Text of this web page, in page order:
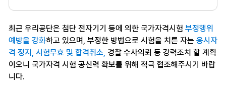
최근 우리공단은 첨단 전자기기 등에 의한 국가자격시험 부정행위
예방을 강화하고 있으며, 부정한 방법으로 시험을 치른 자는 응시자
격 정지, 시험무효 및 합격취소, 경찰 수사의뢰 등 강력조치 할 계획
이오니 국가자격 시험 공신력 확보를 위해 적극 협조해주시기 바랍
니다.